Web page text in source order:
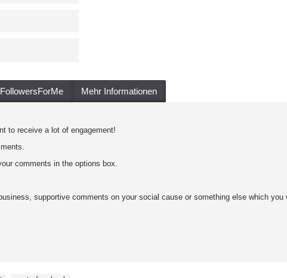
Mehr Informationen
to receive a lot of engagement!
comments in the options box.
supportive comments on your social cause or something else which you